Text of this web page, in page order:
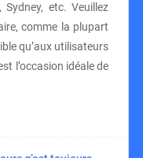
Sydney, etc. Veuillez
comme la plupart
qu’aux utilisateurs
l’occasion idéale de